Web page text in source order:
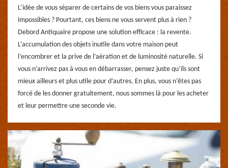
L’idée de vous séparer de certains de vos biens vous paraissez
impossibles ? Pourtant, ces biens ne vous servent plus à rien ?
Debord Antiquaire propose une solution efficace : la revente.
L’accumulation des objets inutile dans votre maison peut
l’encombrer et la prive de l’aération et de luminosité naturelle. Si
vous n’arrivez pas à vous en débarrasser, pensez juste qu’ils sont
mieux ailleurs et plus utile pour d’autres. En plus, vous n’êtes pas
forcé de les donner gratuitement, nous sommes là pour les acheter
et leur permettre une seconde vie.